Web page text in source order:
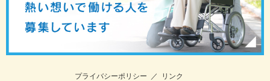
プライバシーポリシー ／ リンク